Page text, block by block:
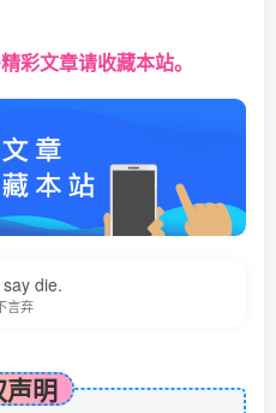
彩文章请收藏本站。
die.
言弃
声明